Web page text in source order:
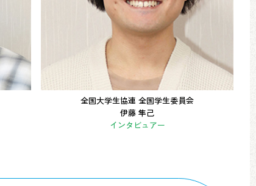
全国大学生協連 全国学生委員会
伊藤 隼己
インタビュアー